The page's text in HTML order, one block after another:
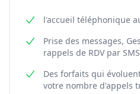
l'accueil téléphonique
Prise des messages,
rappels de RDV par
Des forfaits qui
votre nombre d'appels